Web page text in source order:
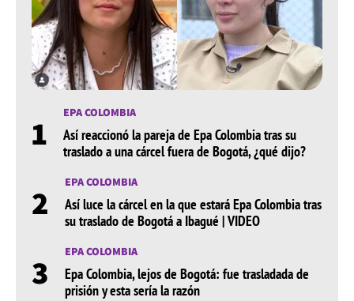
1 EPA COLOMBIA
Así reaccionó la pareja de Epa Colombia tras su
traslado a una cárcel fuera de Bogotá, ¿qué dijo?
2 EPA COLOMBIA
Así luce la cárcel en la que estará Epa Colombia tras
su traslado de Bogotá a Ibagué | VIDEO
3 EPA COLOMBIA
Epa Colombia, lejos de Bogotá: fue trasladada de
prisión y esta sería la razón